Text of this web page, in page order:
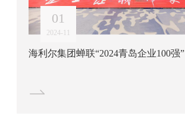
01
2024-11
海利尔集团蝉联“2024青岛企业100强”